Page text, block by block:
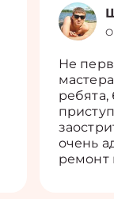
Не
ребята,
очень
ремонт